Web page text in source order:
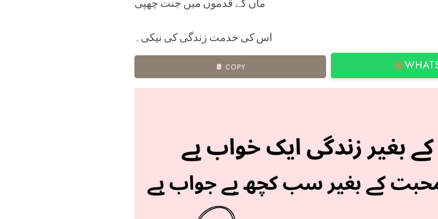
ماں کے قدموں میں جنت چھپی
اس کی خدمت زندگی کی نیکی۔
COPY